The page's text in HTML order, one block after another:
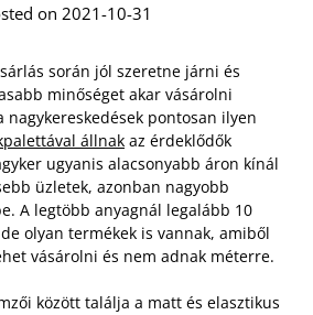
on 2021-10-31
során jól szeretne járni és
minőséget akar vásárolni
nagykereskedések pontosan ilyen
állnak az érdeklődők
ugyanis alacsonyabb áron kínál
üzletek, azonban nagyobb
A legtöbb anyagnál legalább 10
olyan termékek is vannak, amiből
vásárolni és nem adnak méterre.
között találja a matt és elasztikus